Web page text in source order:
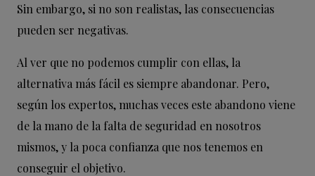
Sin embargo, si no son realistas, las consecuencias
pueden ser negativas.
Al ver que no podemos cumplir con ellas, la
alternativa más fácil es siempre abandonar. Pero,
según los expertos, muchas veces este abandono viene
de la mano de la falta de seguridad en nosotros
mismos, y la poca confianza que nos tenemos en
conseguir el objetivo.